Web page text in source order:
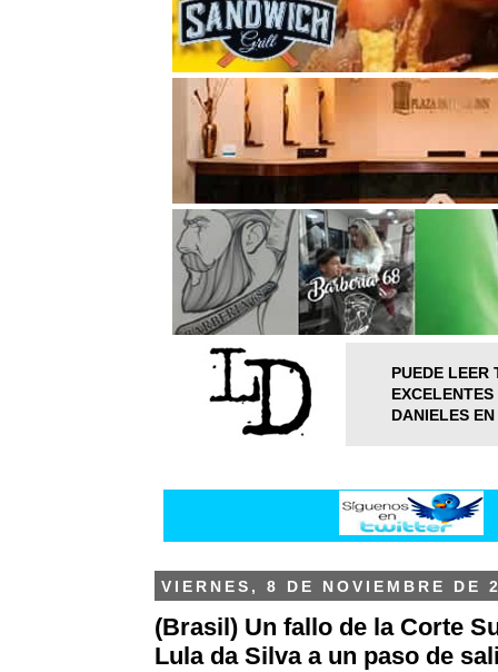
PUEDE LEER
DANIELES
VIERNES, 8 DE NOVIEMBRE DE
(Brasil) Un fallo de la Corte
Lula da Silva a un paso de